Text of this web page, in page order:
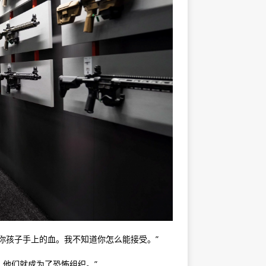
孩子手上的血。我不知道你怎么能接受。”